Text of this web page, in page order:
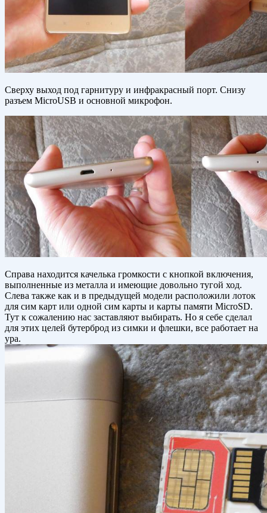
Сверху выход под гарнитуру и инфракрасный порт. Снизу
разъем MicroUSB и основной микрофон.
Справа находится качелька громкости с кнопкой включения,
выполненные из металла и имеющие довольно тугой ход.
Слева также как и в предыдущей модели расположили лоток
для сим карт или одной сим карты и карты памяти MicroSD.
Тут к сожалению нас заставляют выбирать. Но я себе сделал
для этих целей бутерброд из симки и флешки, все работает на
ура.